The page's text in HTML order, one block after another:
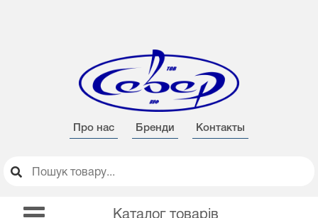
Про нас Бренди Контакты
Каталог товарів